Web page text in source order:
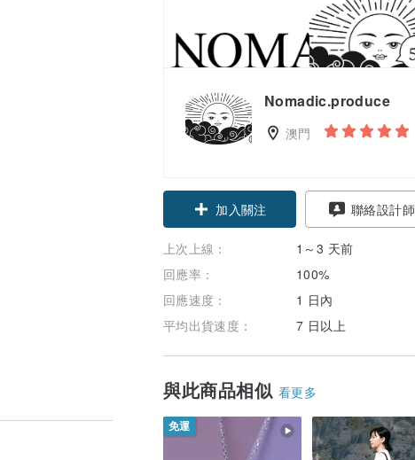
Nomadic.produce
澳門
加入關注 聯絡設計師
上次上線：
1～3 天前
回應率：
100%
回應速度：
1 日內
平均出貨速度：
7 日以上
與此商品相似 看更多
免運